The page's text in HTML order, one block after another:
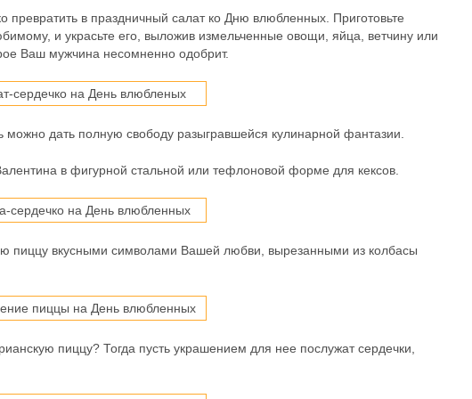
в праздничный салат ко Дню влюбленных. Приготовьте
и украсьте его, выложив измельченные овощи, яйца, ветчину или
Ваш мужчина несомненно одобрит.
можно дать полную свободу разыгравшейся кулинарной фантазии.
в фигурной стальной или тефлоновой форме для кексов.
пиццу вкусными символами Вашей любви, вырезанными из колбасы
пиццу? Тогда пусть украшением для нее послужат сердечки,